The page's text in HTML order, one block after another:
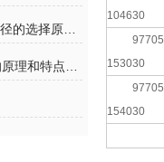
104630
153030
154030